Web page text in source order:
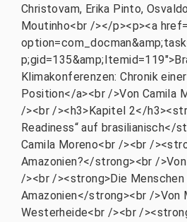
Christovam, Erika Pinto,
Moutinho<br /></p><p><a
Klimakonferenzen: Chronik
Position</a><br />Von Camila
/><br /><h3>Kapitel 2</
Readiness“ auf brasilianisch</
Camila Moreno<br /><br /
Amazonien?</strong><br /
/><br /><strong>Die Menschen
Amazonien</strong><br />Von
Westerheide<br /><br /